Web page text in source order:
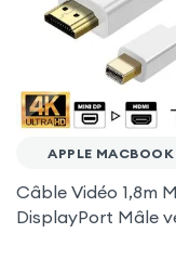
APPLE
Câble Vidéo 1,8m
DisplayPort Mâle